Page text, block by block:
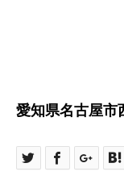
愛知県名古屋市